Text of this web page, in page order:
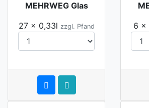
MEHRWEG Glas
27 x 0,33l zzgl. Pfand
6 x